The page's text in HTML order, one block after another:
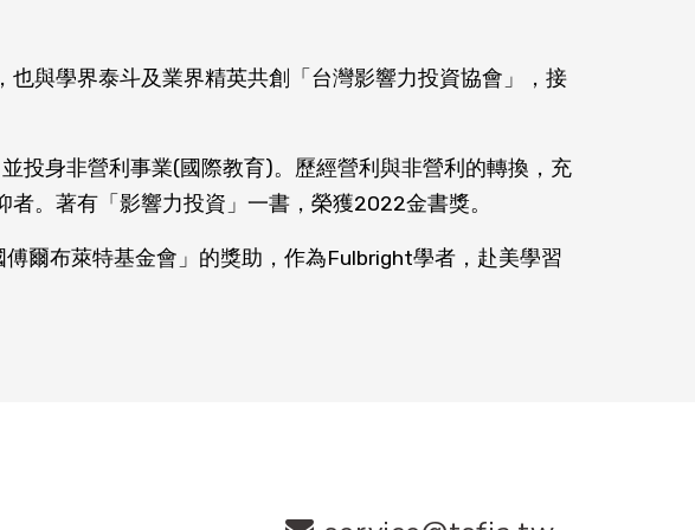
與學界泰斗及業界精英共創「台灣影響力投資協會」，接
投身非營利事業(國際教育)。歷經營利與非營利的轉換，充
。著有「影響力投資」一書，榮獲2022金書獎。
爾布萊特基金會」的獎助，作為Fulbright學者，赴美學習